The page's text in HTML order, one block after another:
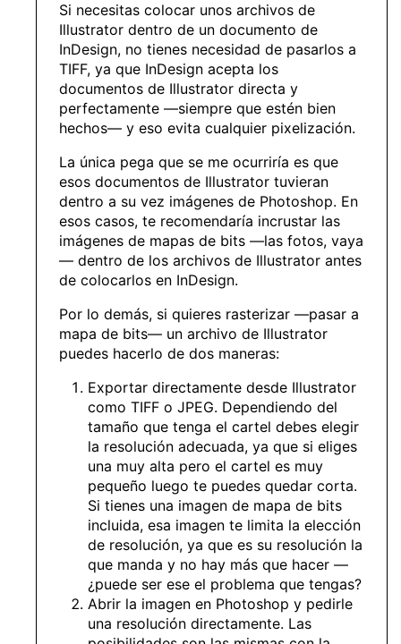
Si necesitas colocar unos archivos de
Illustrator dentro de un documento de
InDesign, no tienes necesidad de pasarlos a
TIFF, ya que InDesign acepta los
documentos de Illustrator directa y
perfectamente —siempre que estén bien
hechos— y eso evita cualquier pixelización.
La única pega que se me ocurriría es que
esos documentos de Illustrator tuvieran
dentro a su vez imágenes de Photoshop. En
esos casos, te recomendaría incrustar las
imágenes de mapas de bits —las fotos, vaya
— dentro de los archivos de Illustrator antes
de colocarlos en InDesign.
Por lo demás, si quieres rasterizar —pasar a
mapa de bits— un archivo de Illustrator
puedes hacerlo de dos maneras:
Exportar directamente desde Illustrator
como TIFF o JPEG. Dependiendo del
tamaño que tenga el cartel debes elegir
la resolución adecuada, ya que si eliges
una muy alta pero el cartel es muy
pequeño luego te puedes quedar corta.
Si tienes una imagen de mapa de bits
incluida, esa imagen te limita la elección
de resolución, ya que es su resolución la
que manda y no hay más que hacer —
¿puede ser ese el problema que tengas?
Abrir la imagen en Photoshop y pedirle
una resolución directamente. Las